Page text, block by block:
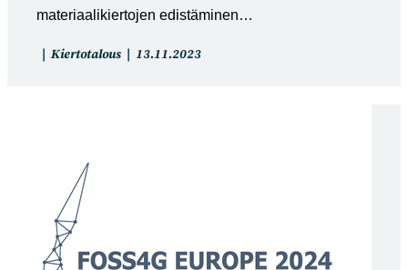
materiaalikiertojen edistäminen…
Artikkelin
Kiertotalous
Artikkeli
13.11.2023